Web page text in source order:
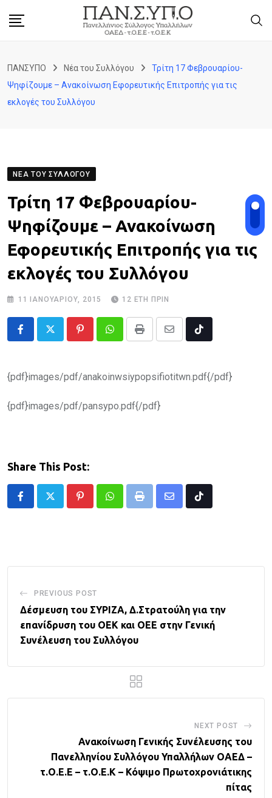
ΠΑΝΣΥΠΟ Νέα του Συλλόγου
Τρίτη 17 Φεβρουαρίου-
Ψηφίζουμε – Ανακοίνωση Εφορευτικής Επιτροπής για τις
εκλογές του Συλλόγου
ΝΈΑ ΤΟΥ ΣΥΛΛΌΓΟΥ
Τρίτη 17 Φεβρουαρίου-
Ψηφίζουμε – Ανακοίνωση
Εφορευτικής Επιτροπής για τις
εκλογές του Συλλόγου
11 ΙΑΝΟΥΑΡΊΟΥ, 2015 12 ΈΤΗ ΠΡΙΝ
PinterestWhatsappPrint
Share
Email
Tiktok
{pdf}images/pdf/anakoinwsiypopsifiotitwn.pdf{/pdf}
{pdf}images/pdf/pansypo.pdf{/pdf}
Share This Post:
PinterestWhatsappPrint
Share
Tiktok
PREVIOUS POST
Δέσμευση του ΣΥΡΙΖΑ, Δ.Στρατούλη για την
επανίδρυση του ΟΕΚ και ΟΕΕ στην Γενική
Συνέλευση του Συλλόγου
NEXT POST
Ανακοίνωση Γενικής Συνέλευσης του
Πανελληνίου Συλλόγου Υπαλλήλων ΟΑΕΔ –
τ.Ο.Ε.Ε – τ.Ο.Ε.Κ – Κόψιμο Πρωτοχρονιάτικης
πίτας